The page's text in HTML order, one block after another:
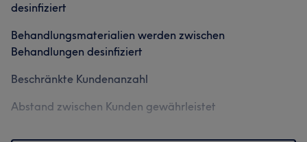
desinfiziert
Behandlungsmaterialien werden zwischen
Behandlungen desinfiziert
Beschränkte Kundenanzahl
Abstand zwischen Kunden gewährleistet